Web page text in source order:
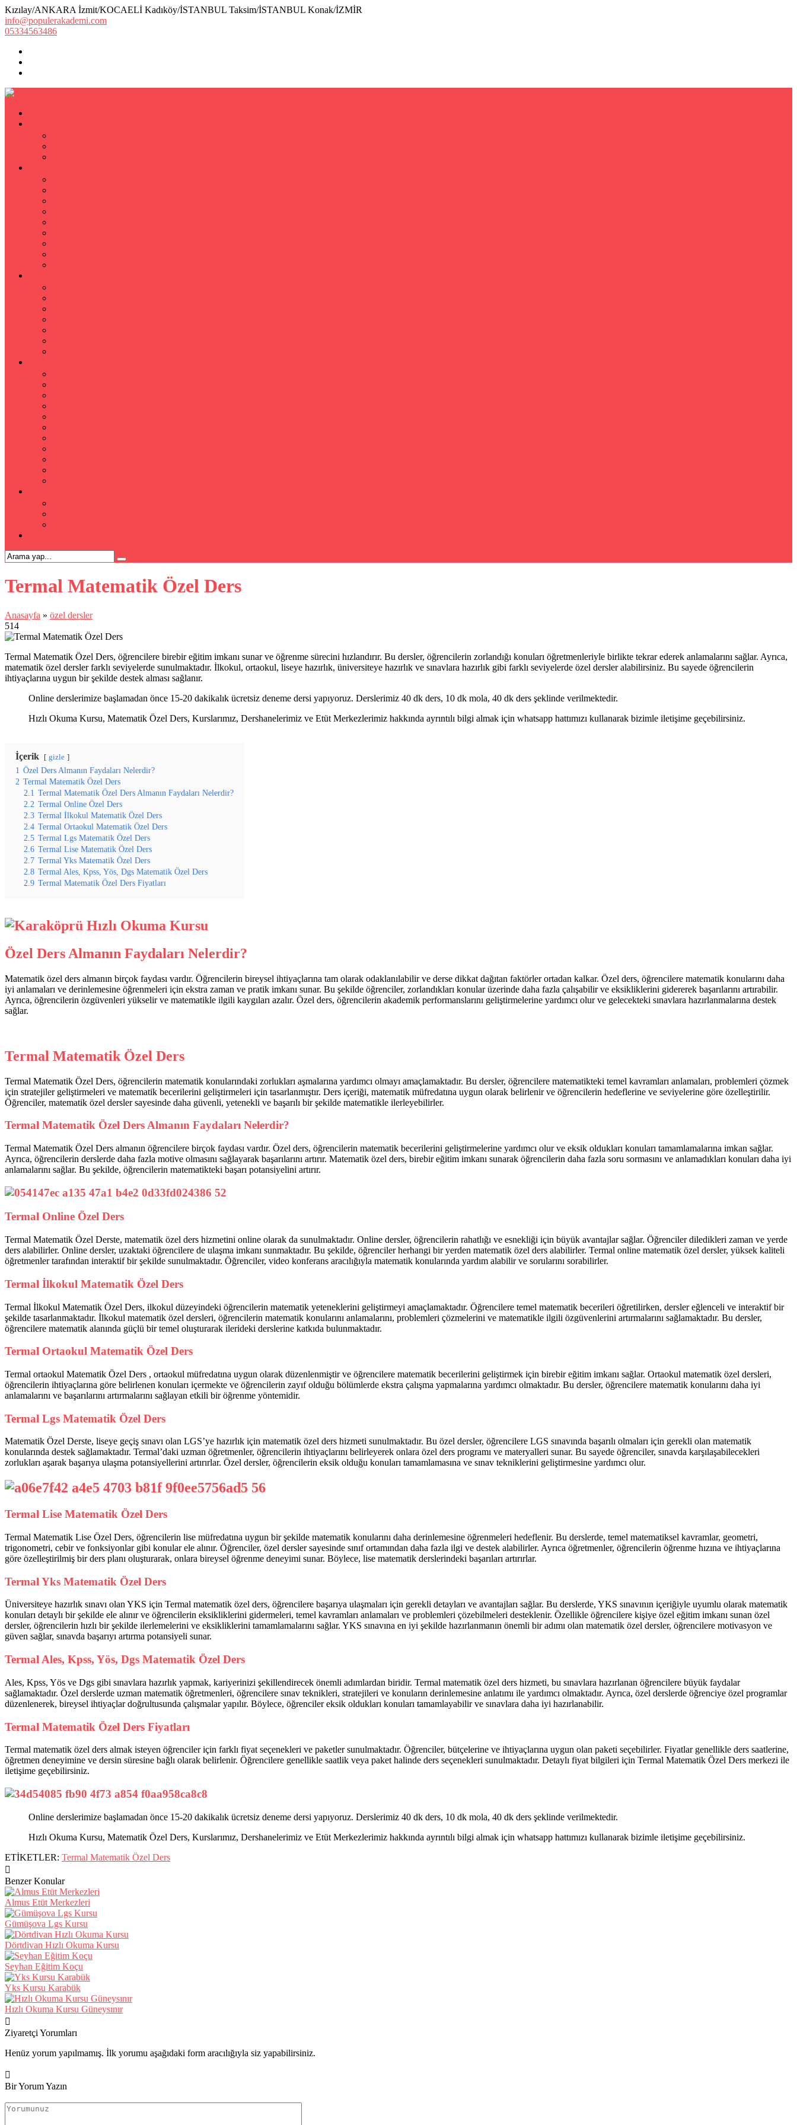
Kızılay/ANKARA İzmit/KOCAELİ Kadıköy/İSTANBUL Taksim/İSTANBUL Konak/İZMİR
info@populerakademi.com
05334563486
Termal Matematik Özel Ders
Anasayfa » özel dersler
514
Termal Matematik Özel Ders, öğrencilere birebir eğitim imkanı sunar ve öğrenme sürecini hızlandırır. Bu dersler, öğrencilerin zorlandığı konuları öğretmenleriyle birlikte tekrar ederek anlamalarını sağlar. Ayrıca,
matematik özel dersler farklı seviyelerde sunulmaktadır. İlkokul, ortaokul, liseye hazırlık, üniversiteye hazırlık ve sınavlara hazırlık gibi farklı seviyelerde özel dersler alabilirsiniz. Bu sayede öğrencilerin
ihtiyaçlarına uygun bir şekilde destek alması sağlanır.
Online derslerimize başlamadan önce 15-20 dakikalık ücretsiz deneme dersi yapıyoruz. Derslerimiz 40 dk ders, 10 dk mola, 40 dk ders şeklinde verilmektedir.
Hızlı Okuma Kursu, Matematik Özel Ders, Kurslarımız, Dershanelerimiz ve Etüt Merkezlerimiz hakkında ayrıntılı bilgi almak için whatsapp hattımızı kullanarak bizimle iletişime geçebilirsiniz.
İçerik gizle
1 Özel Ders Almanın Faydaları Nelerdir?
2 Termal Matematik Özel Ders
2.1 Termal Matematik Özel Ders Almanın Faydaları Nelerdir?
2.2 Termal Online Özel Ders
2.3 Termal İlkokul Matematik Özel Ders
2.4 Termal Ortaokul Matematik Özel Ders
2.5 Termal Lgs Matematik Özel Ders
2.6 Termal Lise Matematik Özel Ders
2.7 Termal Yks Matematik Özel Ders
2.8 Termal Ales, Kpss, Yös, Dgs Matematik Özel Ders
2.9 Termal Matematik Özel Ders Fiyatları
Özel Ders Almanın Faydaları Nelerdir?
Matematik özel ders almanın birçok faydası vardır. Öğrencilerin bireysel ihtiyaçlarına tam olarak odaklanılabilir ve derse dikkat dağıtan faktörler ortadan kalkar. Özel ders, öğrencilere matematik konularını daha
iyi anlamaları ve derinlemesine öğrenmeleri için ekstra zaman ve pratik imkanı sunar. Bu şekilde öğrenciler, zorlandıkları konular üzerinde daha fazla çalışabilir ve eksikliklerini gidererek başarılarını artırabilir.
Ayrıca, öğrencilerin özgüvenleri yükselir ve matematikle ilgili kaygıları azalır. Özel ders, öğrencilerin akademik performanslarını geliştirmelerine yardımcı olur ve gelecekteki sınavlara hazırlanmalarına destek
sağlar.
Termal Matematik Özel Ders
Termal Matematik Özel Ders, öğrencilerin matematik konularındaki zorlukları aşmalarına yardımcı olmayı amaçlamaktadır. Bu dersler, öğrencilere matematikteki temel kavramları anlamaları, problemleri çözmek
için stratejiler geliştirmeleri ve matematik becerilerini geliştirmeleri için tasarlanmıştır. Ders içeriği, matematik müfredatına uygun olarak belirlenir ve öğrencilerin hedeflerine ve seviyelerine göre özelleştirilir.
Öğrenciler, matematik özel dersler sayesinde daha güvenli, yetenekli ve başarılı bir şekilde matematikle ilerleyebilirler.
Termal Matematik Özel Ders Almanın Faydaları Nelerdir?
Termal Matematik Özel Ders almanın öğrencilere birçok faydası vardır. Özel ders, öğrencilerin matematik becerilerini geliştirmelerine yardımcı olur ve eksik oldukları konuları tamamlamalarına imkan sağlar.
Ayrıca, öğrencilerin derslerde daha fazla motive olmasını sağlayarak başarılarını artırır. Matematik özel ders, birebir eğitim imkanı sunarak öğrencilerin daha fazla soru sormasını ve anlamadıkları konuları daha iyi
anlamalarını sağlar. Bu şekilde, öğrencilerin matematikteki başarı potansiyelini artırır.
Termal Online Özel Ders
Termal Matematik Özel Derste, matematik özel ders hizmetini online olarak da sunulmaktadır. Online dersler, öğrencilerin rahatlığı ve esnekliği için büyük avantajlar sağlar. Öğrenciler diledikleri zaman ve yerde
ders alabilirler. Online dersler, uzaktaki öğrencilere de ulaşma imkanı sunmaktadır. Bu şekilde, öğrenciler herhangi bir yerden matematik özel ders alabilirler. Termal online matematik özel dersler, yüksek kaliteli
öğretmenler tarafından interaktif bir şekilde sunulmaktadır. Öğrenciler, video konferans aracılığıyla matematik konularında yardım alabilir ve sorularını sorabilirler.
Termal İlkokul Matematik Özel Ders
Termal İlkokul Matematik Özel Ders, ilkokul düzeyindeki öğrencilerin matematik yeteneklerini geliştirmeyi amaçlamaktadır. Öğrencilere temel matematik becerileri öğretilirken, dersler eğlenceli ve interaktif bir
şekilde tasarlanmaktadır. İlkokul matematik özel dersleri, öğrencilerin matematik konularını anlamalarını, problemleri çözmelerini ve matematikle ilgili özgüvenlerini artırmalarını sağlamaktadır. Bu dersler,
öğrencilere matematik alanında güçlü bir temel oluşturarak ilerideki derslerine katkıda bulunmaktadır.
Termal Ortaokul Matematik Özel Ders
Termal ortaokul Matematik Özel Ders , ortaokul müfredatına uygun olarak düzenlenmiştir ve öğrencilere matematik becerilerini geliştirmek için birebir eğitim imkanı sağlar. Ortaokul matematik özel dersleri,
öğrencilerin ihtiyaçlarına göre belirlenen konuları içermekte ve öğrencilerin zayıf olduğu bölümlerde ekstra çalışma yapmalarına yardımcı olmaktadır. Bu dersler, öğrencilere matematik konularını daha iyi
anlamalarını ve başarılarını artırmalarını sağlayan etkili bir öğrenme yöntemidir.
Termal Lgs Matematik Özel Ders
Matematik Özel Derste, liseye geçiş sınavı olan LGS’ye hazırlık için matematik özel ders hizmeti sunulmaktadır. Bu özel dersler, öğrencilere LGS sınavında başarılı olmaları için gerekli olan matematik
konularında destek sağlamaktadır. Termal’daki uzman öğretmenler, öğrencilerin ihtiyaçlarını belirleyerek onlara özel ders programı ve materyalleri sunar. Bu sayede öğrenciler, sınavda karşılaşabilecekleri
zorlukları aşarak başarıya ulaşma potansiyellerini artırırlar. Özel dersler, öğrencilerin eksik olduğu konuları tamamlamasına ve sınav tekniklerini geliştirmesine yardımcı olur.
Termal Lise Matematik Özel Ders
Termal Matematik Lise Özel Ders, öğrencilerin lise müfredatına uygun bir şekilde matematik konularını daha derinlemesine öğrenmeleri hedeflenir. Bu derslerde, temel matematiksel kavramlar, geometri,
trigonometri, cebir ve fonksiyonlar gibi konular ele alınır. Öğrenciler, özel dersler sayesinde sınıf ortamından daha fazla ilgi ve destek alabilirler. Ayrıca öğretmenler, öğrencilerin öğrenme hızına ve ihtiyaçlarına
göre özelleştirilmiş bir ders planı oluşturarak, onlara bireysel öğrenme deneyimi sunar. Böylece, lise matematik derslerindeki başarıları artırırlar.
Termal Yks Matematik Özel Ders
Üniversiteye hazırlık sınavı olan YKS için Termal matematik özel ders, öğrencilere başarıya ulaşmaları için gerekli detayları ve avantajları sağlar. Bu derslerde, YKS sınavının içeriğiyle uyumlu olarak matematik
konuları detaylı bir şekilde ele alınır ve öğrencilerin eksikliklerini gidermeleri, temel kavramları anlamaları ve problemleri çözebilmeleri desteklenir. Özellikle öğrencilere kişiye özel eğitim imkanı sunan özel
dersler, öğrencilerin hızlı bir şekilde ilerlemelerini ve eksikliklerini tamamlamalarını sağlar. YKS sınavına en iyi şekilde hazırlanmanın önemli bir adımı olan matematik özel dersler, öğrencilere motivasyon ve
güven sağlar, sınavda başarıyı artırma potansiyeli sunar.
Termal Ales, Kpss, Yös, Dgs Matematik Özel Ders
Ales, Kpss, Yös ve Dgs gibi sınavlara hazırlık yapmak, kariyerinizi şekillendirecek önemli adımlardan biridir. Termal matematik özel ders hizmeti, bu sınavlara hazırlanan öğrencilere büyük faydalar
sağlamaktadır. Özel derslerde uzman matematik öğretmenleri, öğrencilere sınav teknikleri, stratejileri ve konuların derinlemesine anlatımı ile yardımcı olmaktadır. Ayrıca, özel derslerde öğrenciye özel programlar
düzenlenerek, bireysel ihtiyaçlar doğrultusunda çalışmalar yapılır. Böylece, öğrenciler eksik oldukları konuları tamamlayabilir ve sınavlara daha iyi hazırlanabilir.
Termal Matematik Özel Ders Fiyatları
Termal matematik özel ders almak isteyen öğrenciler için farklı fiyat seçenekleri ve paketler sunulmaktadır. Öğrenciler, bütçelerine ve ihtiyaçlarına uygun olan paketi seçebilirler. Fiyatlar genellikle ders saatlerine,
öğretmen deneyimine ve dersin süresine bağlı olarak belirlenir. Öğrencilere genellikle saatlik veya paket halinde ders seçenekleri sunulmaktadır. Detaylı fiyat bilgileri için Termal Matematik Özel Ders merkezi ile
iletişime geçebilirsiniz.
Online derslerimize başlamadan önce 15-20 dakikalık ücretsiz deneme dersi yapıyoruz. Derslerimiz 40 dk ders, 10 dk mola, 40 dk ders şeklinde verilmektedir.
Hızlı Okuma Kursu, Matematik Özel Ders, Kurslarımız, Dershanelerimiz ve Etüt Merkezlerimiz hakkında ayrıntılı bilgi almak için whatsapp hattımızı kullanarak bizimle iletişime geçebilirsiniz.
ETİKETLER: Termal Matematik Özel Ders
Benzer Konular
Almus Etüt Merkezleri
Gümüşova Lgs Kursu
Dörtdivan Hızlı Okuma Kursu
Seyhan Eğitim Koçu
Yks Kursu Karabük
Hızlı Okuma Kursu Güneysınır
Ziyaretçi Yorumları
Henüz yorum yapılmamış. İlk yorumu aşağıdaki form aracılığıyla siz yapabilirsiniz.
Bir Yorum Yazın